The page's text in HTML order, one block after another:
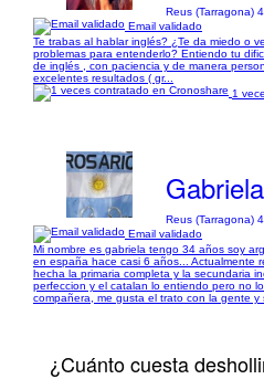
Reus (Tarragona)
Email validado
Te trabas al hablar inglés? ¿Te da miedo o
problemas para entenderlo? Entiendo tu
de inglés , con paciencia y de manera
excelentes resultados ( gr...
1
Reus (Tarragona)
Email validado
Mi nombre es gabriela tengo 34 años soy
en españa hace casi 6 años... Actualmente
hecha la primaria completa y la secundaria
perfeccion y el catalan lo entiendo pero no
compañera, me gusta el trato con la gente y
¿Cuánto cuesta